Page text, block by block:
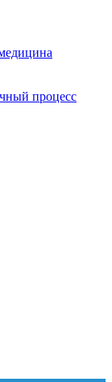
процесс